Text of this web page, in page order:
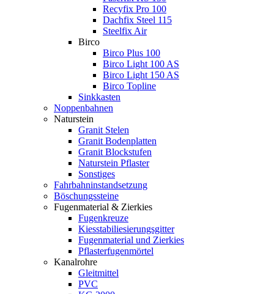
Recyfix Pro 100
Dachfix Steel 115
Steelfix Air
Birco
Birco Plus 100
Birco Light 100 AS
Birco Light 150 AS
Birco Topline
Sinkkasten
Noppenbahnen
Naturstein
Granit Stelen
Granit Bodenplatten
Granit Blockstufen
Naturstein Pflaster
Sonstiges
Fahrbahninstandsetzung
Böschungssteine
Fugenmaterial & Zierkies
Fugenkreuze
Kiesstabiliesierungsgitter
Fugenmaterial und Zierkies
Pflasterfugenmörtel
Kanalrohre
Gleitmittel
PVC